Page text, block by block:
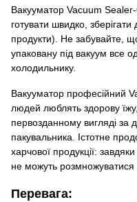
Вакууматор Vacuum
готувати швидко,
продукти). Не забувайте,
упаковану під вакуум все
холодильнику.
Вакууматор професійний
людей люблять здорову
первозданному вигляді за
пакувальника. Істотне
харчової продукції: завдяки
не можуть розмножуватися
Перевага: